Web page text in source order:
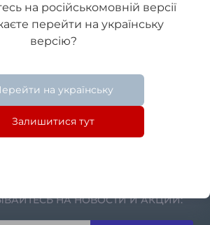
ТЕЛЕФОНЫ:
+38 (097) 297-83-07
СОЦ СЕТИ:
НА НОВОСТИ И АКЦИИ:
на російськомовній версії
перейти на українську
версію?
на українську
Залишитися тут